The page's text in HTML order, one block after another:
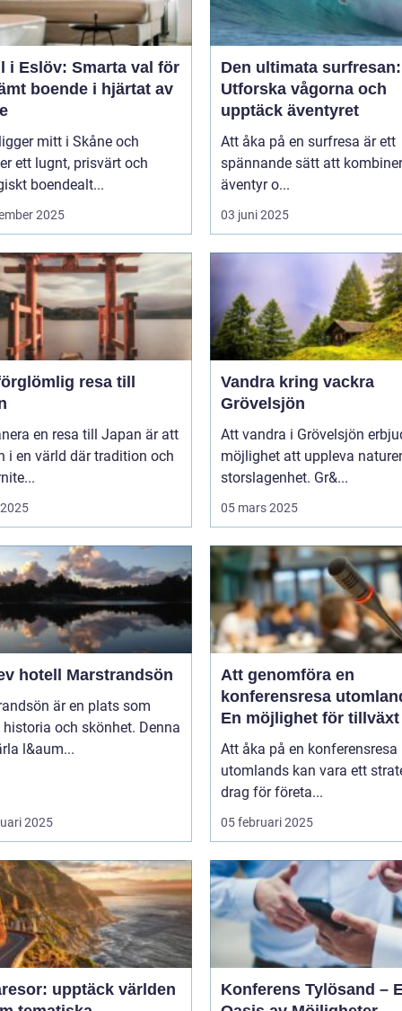
i Eslöv: Smarta val för
boende i hjärtat av
mitt i Skåne och
ett lugnt, prisvärt och
boendealt...
2025
Den ultimata surfresan:
Utforska vågorna och
upptäck äventyret
Att åka på en surfresa är ett
spännande sätt att
äventyr o...
03 juni 2025
resa till
en resa till Japan är att
i en värld där tradition och
Vandra kring vackra
Grövelsjön
Att vandra i Grövelsjön
möjlighet att uppleva
storslagenhet. Gr&...
05 mars 2025
hotell Marstrandsön
är en plats som
och skönhet. Denna
l&aum...
2025
Att genomföra en
konferensresa
En möjlighet för
samarbete
Att åka på en konferensresa
utomlands kan vara ett
drag för företa...
05 februari 2025
upptäck världen
Konferens Tylösand –